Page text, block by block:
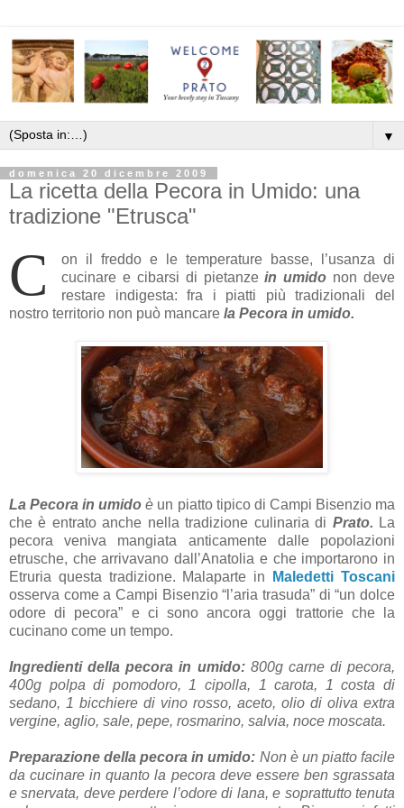
▼
domenica 20 dicembre 2009
La ricetta della Pecora in Umido: una
tradizione "Etrusca"
C
on il freddo e le temperature basse, l’usanza di
cucinare e cibarsi di pietanzein umido non deve
restare indigesta: fra i piatti più tradizionali del
nostro territorio non può mancare la Pecora in umido.
La Pecora in umidoè un piatto tipico di Campi Bisenzio ma
che è entrato anche nella tradizione culinaria di Prato. La
pecora veniva mangiata anticamente dalle popolazioni
etrusche, che arrivavano dall’Anatolia e che importarono in
Etruria questa tradizione. Malaparte in
Maledetti Toscani
osserva come a Campi Bisenzio “l’aria trasuda” di “un dolce
odore di pecora” e ci sono ancora oggi trattorie che la
cucinano come un tempo.
Ingredienti della pecora in umido: 800g carne di pecora,
400g polpa di pomodoro, 1 cipolla, 1 carota, 1 costa di
sedano, 1 bicchiere di vino rosso, aceto, olio di oliva extra
vergine, aglio, sale, pepe, rosmarino, salvia, noce moscata.
Preparazione della pecora in umido: Non è un piatto facile
da cucinare in quanto la pecora deve essere ben sgrassata
e snervata, deve perdere l’odore di lana, e soprattutto tenuta